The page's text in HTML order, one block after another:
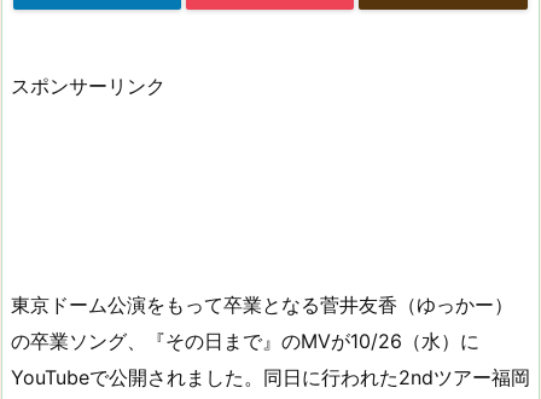
スポンサーリンク
東京ドーム公演をもって卒業となる菅井友香（ゆっかー）
の卒業ソング、『その日まで』のMVが10/26（水）に
YouTubeで公開されました。同日に行われた2ndツアー福岡